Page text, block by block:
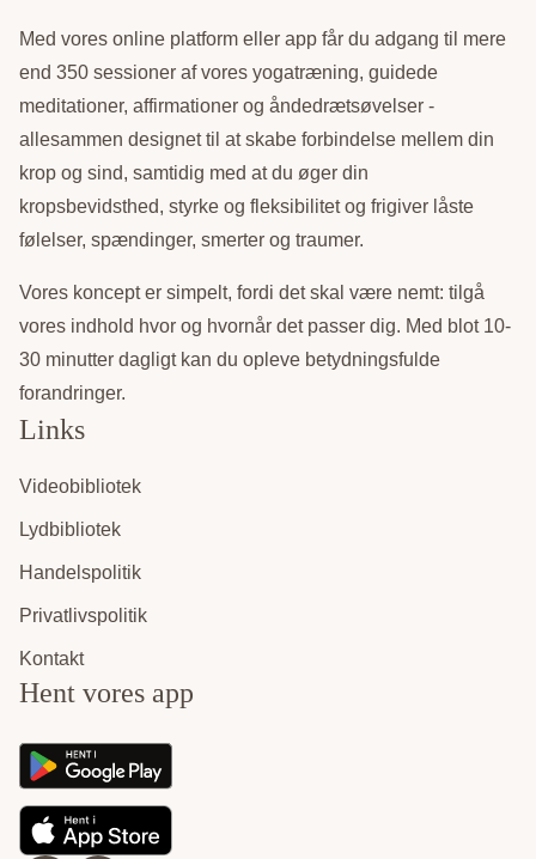
Med vores online platform eller app får du adgang til mere
end 350 sessioner af vores yogatræning, guidede
meditationer, affirmationer og åndedrætsøvelser -
allesammen designet til at skabe forbindelse mellem din
krop og sind, samtidig med at du øger din
kropsbevidsthed, styrke og fleksibilitet og frigiver låste
følelser, spændinger, smerter og traumer.
Vores koncept er simpelt, fordi det skal være nemt: tilgå
vores indhold hvor og hvornår det passer dig. Med blot 10-
30 minutter dagligt kan du opleve betydningsfulde
forandringer.
Links
Videobibliotek
Lydbibliotek
Handelspolitik
Privatlivspolitik
Kontakt
Hent vores app